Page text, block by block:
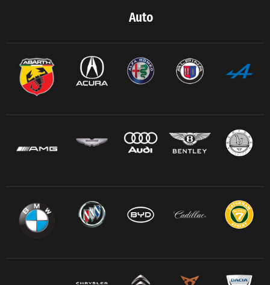
Auto